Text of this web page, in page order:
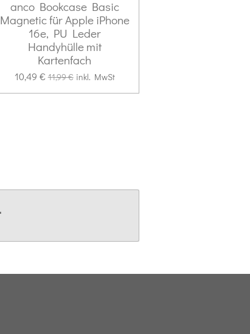
anco Bookcase Basic
Magnetic für Apple iPhone
16e, PU Leder
Handyhülle mit
Kartenfach
10,49 € 11,99 € inkl. MwSt